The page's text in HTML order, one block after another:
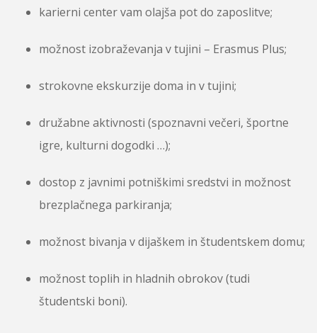
karierni center vam olajša pot do zaposlitve;
možnost izobraževanja v tujini – Erasmus Plus;
strokovne ekskurzije doma in v tujini;
družabne aktivnosti (spoznavni večeri, športne
igre, kulturni dogodki …);
dostop z javnimi potniškimi sredstvi in možnost
brezplačnega parkiranja;
možnost bivanja v dijaškem in študentskem domu;
možnost toplih in hladnih obrokov (tudi
študentski boni).